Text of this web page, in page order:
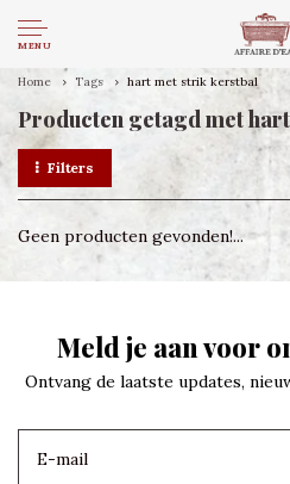
MENU
Home Tags hart met strik kerstbal
Producten getagd met
Filters
Geen producten gevonden!...
Meld je aan voor
Ontvang de laatste updates,